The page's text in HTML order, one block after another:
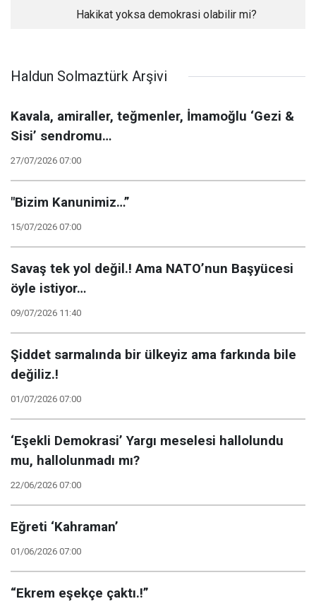
Hakikat yoksa demokrasi olabilir mi?
Haldun Solmaztürk Arşivi
Kavala, amiraller, teğmenler, İmamoğlu ‘Gezi &
Sisi’ sendromu…
27/07/2026 07:00
"Bizim Kanunimiz…”
15/07/2026 07:00
Savaş tek yol değil.! Ama NATO’nun Başyücesi
öyle istiyor…
09/07/2026 11:40
Şiddet sarmalında bir ülkeyiz ama farkında bile
değiliz.!
01/07/2026 07:00
‘Eşekli Demokrasi’ Yargı meselesi hallolundu
mu, hallolunmadı mı?
22/06/2026 07:00
Eğreti ‘Kahraman’
01/06/2026 07:00
“Ekrem eşekçe çaktı.!”